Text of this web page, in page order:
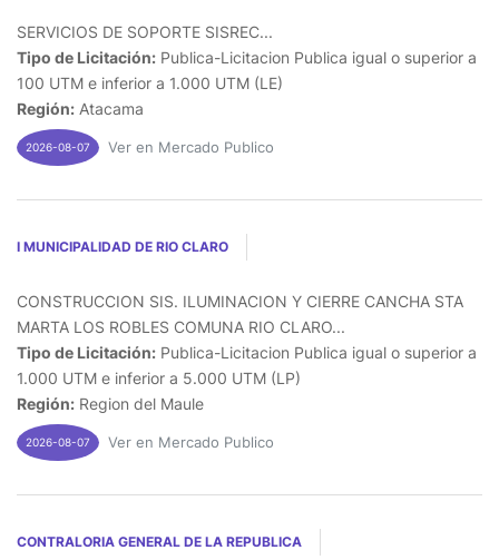
SERVICIOS DE SOPORTE SISREC...
Tipo de Licitación: Publica-Licitacion Publica igual o superior a
100 UTM e inferior a 1.000 UTM (LE)
Región: Atacama
2026-08-07 Ver en Mercado Publico
I MUNICIPALIDAD DE RIO CLARO
CONSTRUCCION SIS. ILUMINACION Y CIERRE CANCHA STA
MARTA LOS ROBLES COMUNA RIO CLARO...
Tipo de Licitación: Publica-Licitacion Publica igual o superior a
1.000 UTM e inferior a 5.000 UTM (LP)
Región: Region del Maule
2026-08-07 Ver en Mercado Publico
CONTRALORIA GENERAL DE LA REPUBLICA